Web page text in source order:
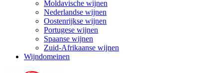
Moldavische wijnen
Nederlandse wijnen
Oostenrijkse wijnen
Portugese wijnen
Spaanse wijnen
Zuid-Afrikaanse wijnen
Wijndomeinen